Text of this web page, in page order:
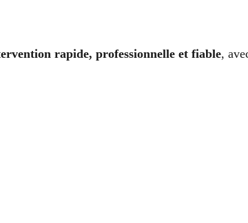
rapide, professionnelle et fiable,